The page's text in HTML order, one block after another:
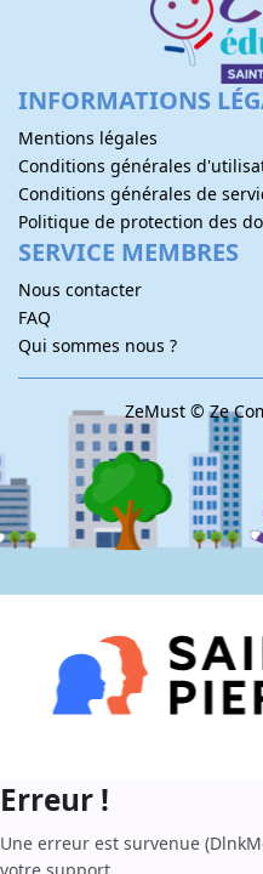
INFORMATIONS
Mentions légales
Conditions générales
Conditions générales de
Politique de protection des
SERVICE MEMBRES
Nous contacter
FAQ
Qui sommes nous ?
ZeMust ©Ze
Erreur !
Une erreur est survenue